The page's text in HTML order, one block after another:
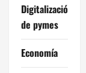
Digitalización
de pymes
Economía